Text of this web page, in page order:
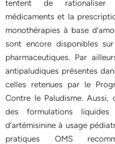
tentent de rationaliser
médicaments et la
monothérapies à base
sont encore disponibles
pharmaceutiques. Par
antipaludiques présentes
celles retenues par le
Contre le Paludisme.
des formulations liquides
d’artémisinine à usage
pratiques OMS